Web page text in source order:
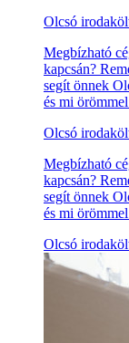
Olcsó
Megbízható
kapcsán?
segít önnek
és mi
Olcsó
Megbízható
kapcsán?
segít önnek
és mi
Olcsó